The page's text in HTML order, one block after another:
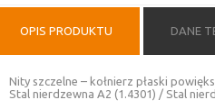
OPIS PRODUKTU DANE
Nity szczelne – kołnierz płaski
Stal nierdzewna A2 (1.4301) / Stal